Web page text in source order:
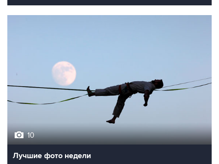
10
Лучшие фото недели